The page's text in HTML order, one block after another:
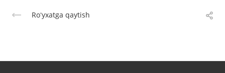
Roʻyxatga qaytish